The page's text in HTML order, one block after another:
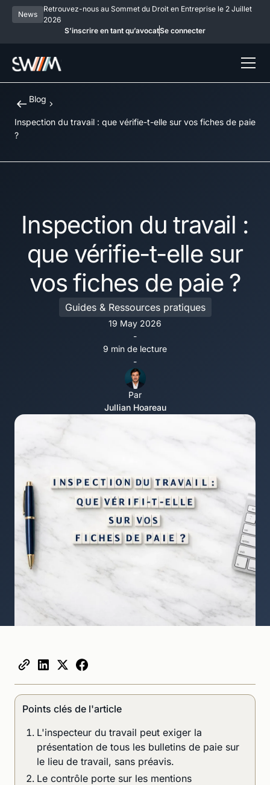
News
Retrouvez-nous au Sommet du Droit en Entreprise le 2 Juillet
2026
S’inscrire en tant qu’avocatSe connecter
Blog
Inspection du travail : que vérifie-t-elle sur vos fiches de paie
?
Inspection du travail :
que vérifie-t-elle sur
vos fiches de paie ?
Guides & Ressources pratiques
19 May 2026
-
9 min de lecture
-
Par
Jullian Hoareau
Points clés de l'article
L'inspecteur du travail peut exiger la
présentation de tous les bulletins de paie sur
le lieu de travail, sans préavis.
Le contrôle porte sur les mentions